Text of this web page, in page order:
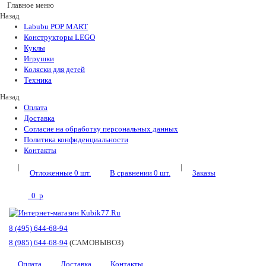
Главное меню
Назад
Labubu POP MART
Конструкторы LEGO
Куклы
Игрушки
Коляски для детей
Техника
Назад
Оплата
Доставка
Согласие на обработку персональных данных
Политика конфиденциальности
Контакты
|
Отложенные 0 шт. В сравнении 0 шт.
|
Заказы
0 p
8 (495) 644-68-94
8 (985) 644-68-94 (САМОВЫВОЗ)
Оплата Доставка Контакты